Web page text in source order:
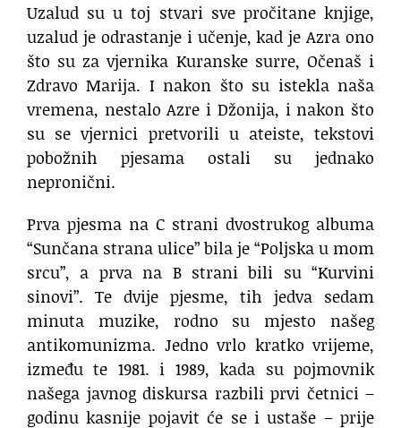
Uzalud su u toj stvari sve pročitane knjige,
uzalud je odrastanje i učenje, kad je Azra ono
što su za vjernika Kuranske surre, Očenaš i
Zdravo Marija. I nakon što su istekla naša
vremena, nestalo Azre i Džonija, i nakon što
su se vjernici pretvorili u ateiste, tekstovi
pobožnih pjesama ostali su jednako
nepronični.
Prva pjesma na C strani dvostrukog albuma
“Sunčana strana ulice” bila je “Poljska u mom
srcu”, a prva na B strani bili su “Kurvini
sinovi”. Te dvije pjesme, tih jedva sedam
minuta muzike, rodno su mjesto našeg
antikomunizma. Jedno vrlo kratko vrijeme,
između te 1981. i 1989, kada su pojmovnik
našega javnog diskursa razbili prvi četnici –
godinu kasnije pojavit će se i ustaše – prije